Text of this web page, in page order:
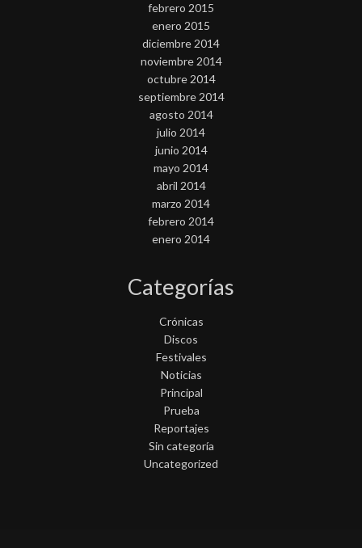
febrero 2015
enero 2015
diciembre 2014
noviembre 2014
octubre 2014
septiembre 2014
agosto 2014
julio 2014
junio 2014
mayo 2014
abril 2014
marzo 2014
febrero 2014
enero 2014
Categorías
Crónicas
Discos
Festivales
Noticias
Principal
Prueba
Reportajes
Sin categoría
Uncategorized